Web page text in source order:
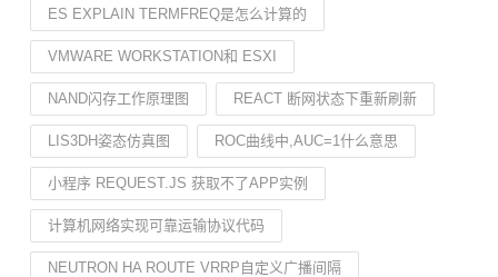
ES EXPLAIN TERMFREQ是怎么计算的
VMWARE WORKSTATION和 ESXI
NAND闪存工作原理图 REACT 断网状态下重新刷新
LIS3DH姿态仿真图 ROC曲线中,AUC=1什么意思
小程序 REQUEST.JS 获取不了APP实例
计算机网络实现可靠运输协议代码
NEUTRON HA ROUTE VRRP自定义广播间隔